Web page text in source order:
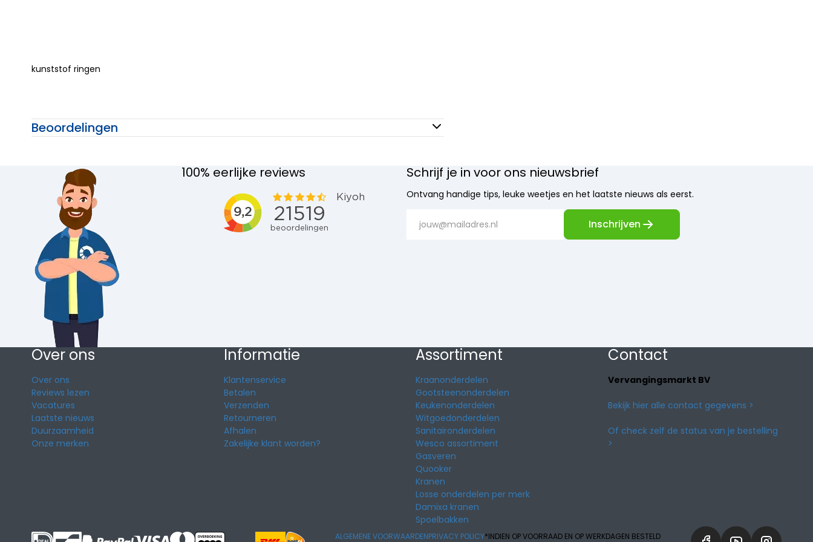
kunststof ringen
Beoordelingen
100% eerlijke reviews Schrijf je in voor ons nieuwsbrief
Ontvang handige tips, leuke weetjes en het laatste nieuws als eerst.
Inschrijven
Over ons
Over ons
Reviews lezen
Vacatures
Laatste nieuws
Duurzaamheid
Onze merken
Informatie
Klantenservice
Betalen
Verzenden
Retourneren
Afhalen
Zakelijke klant worden?
Assortiment
Kraanonderdelen
Gootsteenonderdelen
Keukenonderdelen
Witgoedonderdelen
Sanitaironderdelen
Wesco assortiment
Gasveren
Quooker
Kranen
Losse onderdelen per merk
Damixa kranen
Spoelbakken
Contact
Vervangingsmarkt BV
Bekijk hier alle contact gegevens >
Of check zelf de status van je bestelling
>
ALGEMENE VOORWAARDENPRIVACY POLICY*INDIEN OP VOORRAAD EN OP WERKDAGEN BESTELD